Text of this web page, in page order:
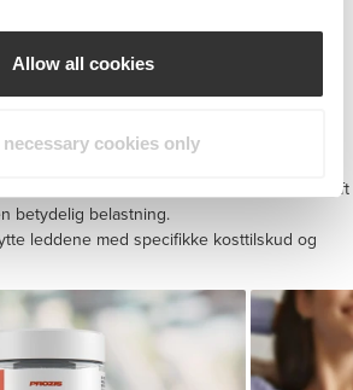
Allow all cookies
necessary cookies only
149 DKK
hurtige sprints med pludselige retningsskift
betydelig belastning.
leddene med specifikke kosttilskud og